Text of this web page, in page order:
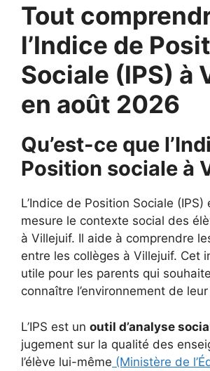
Tout
l’Indice de
Sociale (IPS) à
en août 2026
Qu’est-ce que
Position sociale à
L’Indice de Position Sociale
mesure le contexte social des
à Villejuif. Il aide à comprendre
entre les collèges à Villejuif. Cet
utile pour les parents qui
connaître l’environnement de
L’IPS est un outil d’analyse
jugement sur la qualité des
l’élève lui-même (Ministère de